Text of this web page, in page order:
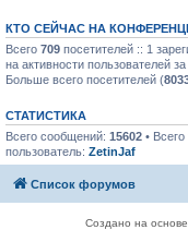
КТО СЕЙЧАС НА
Всего 709 посетителей :: 1
на активности пользователей
Больше всего посетителей (
СТАТИСТИКА
Всего сообщений: 15602 •
пользователь: ZetinJaf
Список форумов
Создано на основе